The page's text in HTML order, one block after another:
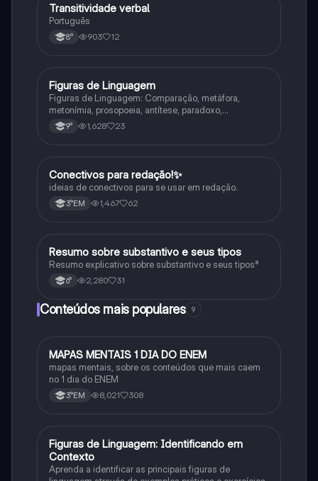
Português
Transitividade verbal
Português
8° 903 12
Português
Figuras de Linguagem
Figuras de Linguagem: Comparação, metáfora,
metonímia, prosopoeia, antítese, paradoxo,
eufemismo, hipérbole e onomatopeia
9° 1,628 23
Português
Conectivos para redação!✨
ideias de conectivos para se usar em redação.
3°EM 1,467 62
Português
Resumo sobre substantivo e seus tipos
Resumo explicativo sobre substantivo e seus tipos⁸
6° 2,280 31
Conteúdos mais populares 9
Português
MAPAS MENTAIS 1 DIA DO ENEM
mapas mentais, sobre os conteúdos que mais caem
no 1 dia do ENEM
3°EM 8,021 308
FPortuguês
Figuras de Linguagem: Identificando em
Contexto
Aprenda a identificar as principais figuras de